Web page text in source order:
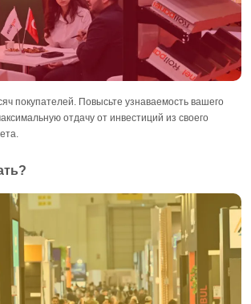
покупателей. Повысьте узнаваемость вашего
отдачу от инвестиций из своего